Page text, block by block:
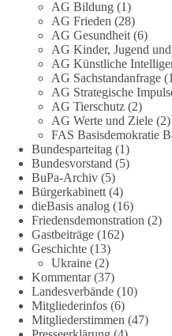
Verteidung übernehmen❓
Das Bundesministerium der
Strategiepapier, dass die
und der Verbündeten
sein muss. Die strategische
Deutschland in der NATO eine
stärksten konventionellen
über die
Wie siehst du das? Mach jetzt
uns deine Meinung:
point_righthttps://diebasis-
2026/point_left
🟩🟩🟦🟦🟥🟥🟧🟧
Quelle:#section-6092974"
rel="noreferrer">https://
AG Bildung (1)
AG Frieden (28)
AG Gesundheit (6)
AG Kinder, Jugend
AG Künstliche
AG Sachstandanfrage
AG Strategische
AG Tierschutz (2)
AG Werte und Ziele (2)
FAS Basisdemokratie
Bundesparteitag (1)
Bundesvorstand (5)
BuPa-Archiv (5)
Bürgerkabinett (4)
dieBasis analog (16)
Friedensdemonstration (2)
Gastbeiträge (162)
Geschichte (13)
Ukraine (2)
Kommentar(37)
Landesverbände (10)
Mitgliederinfos (6)
Mitgliederstimmen (47)